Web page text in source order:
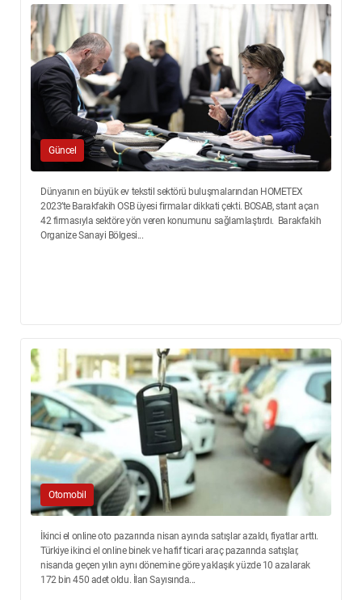
Güncel
Dünyanın en büyük ev tekstil sektörü buluşmalarından HOMETEX
2023’te Barakfakih OSB üyesi firmalar dikkati çekti. BOSAB, stant açan
42 firmasıyla sektöre yön veren konumunu sağlamlaştırdı. Barakfakih
Organize Sanayi Bölgesi...
Otomobil
İkinci el online oto pazarında nisan ayında satışlar azaldı, fiyatlar arttı.
Türkiye ikinci el online binek ve hafif ticari araç pazarında satışlar,
nisanda geçen yılın aynı dönemine göre yaklaşık yüzde 10 azalarak
172 bin 450 adet oldu. İlan Sayısında...